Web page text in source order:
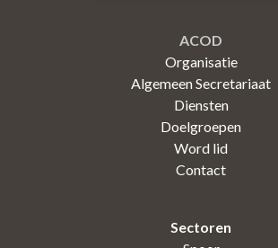
ACOD
Organisatie
Algemeen Secretariaat
Diensten
Doelgroepen
Word lid
Contact
Sectoren